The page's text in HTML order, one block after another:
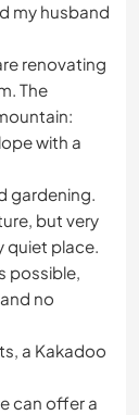
my husband
renovating
The
with a
gardening.
but very
quiet place.
possible,
no
a Kakadoo
can offer a